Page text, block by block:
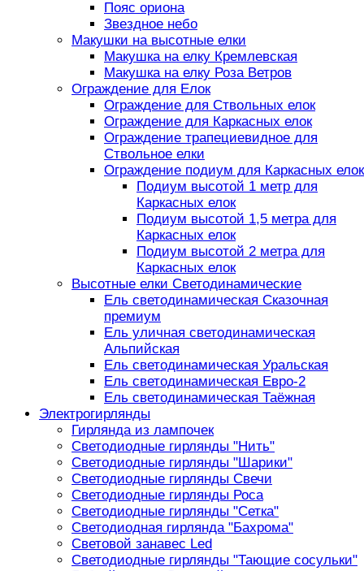
Пояс ориона
Звездное небо
Макушки на высотные елки
Макушка на елку Кремлевская
Макушка на елку Роза Ветров
Ограждение для Елок
Ограждение для Ствольных елок
Ограждение для Каркасных елок
Ограждение трапециевидное для
Ствольное елки
Ограждение подиум для Каркасных елок
Подиум высотой 1 метр для
Каркасных елок
Подиум высотой 1,5 метра для
Каркасных елок
Подиум высотой 2 метра для
Каркасных елок
Высотные елки Светодинамические
Ель светодинамическая Сказочная
премиум
Ель уличная светодинамическая
Альпийская
Ель светодинамическая Уральская
Ель светодинамическая Евро-2
Ель светодинамическая Таёжная
Электрогирлянды
Гирлянда из лампочек
Светодиодные гирлянды "Нить"
Светодиодные гирлянды "Шарики"
Светодиодные гирлянды Свечи
Светодиодные гирлянды Роса
Светодиодные гирлянды "Сетка"
Светодиодная гирлянда "Бахрома"
Световой занавес Led
Светодиодные гирлянды "Тающие сосульки"